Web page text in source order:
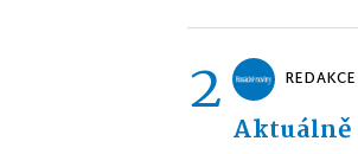
2 REDAKCE
Aktuálně